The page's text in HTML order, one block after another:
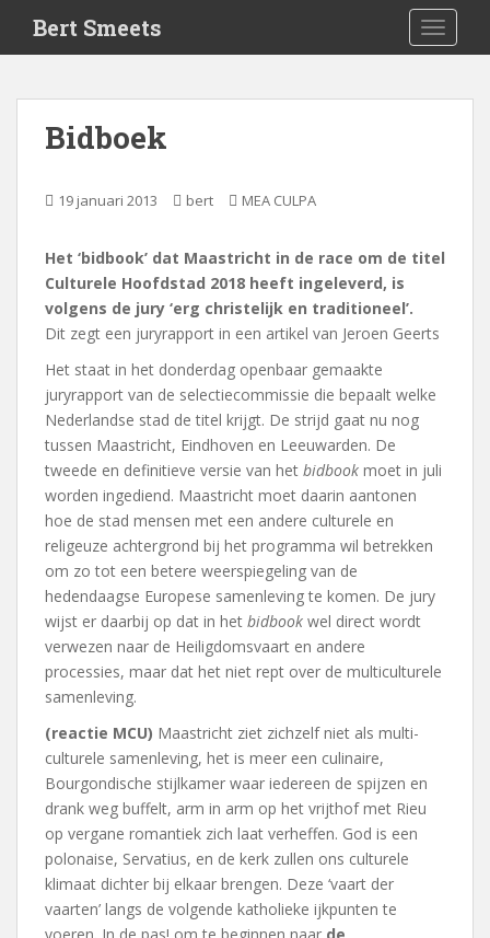
i
Bert Smeets
Bidboek
19 januari 2013 bert MEA CULPA
Het ‘bidbook’ dat Maastricht in de race om de titel
Culturele Hoofdstad 2018 heeft ingeleverd, is
volgens de jury ‘erg christelijk en traditioneel’.
Dit zegt een juryrapport in een artikel van Jeroen Geerts
Het staat in het donderdag openbaar gemaakte
juryrapport van de selectiecommissie die bepaalt welke
Nederlandse stad de titel krijgt. De strijd gaat nu nog
tussen Maastricht, Eindhoven en Leeuwarden. De
tweede en definitieve versie van het bidbook moet in juli
worden ingediend. Maastricht moet daarin aantonen
hoe de stad mensen met een andere culturele en
religeuze achtergrond bij het programma wil betrekken
om zo tot een betere weerspiegeling van de
hedendaagse Europese samenleving te komen. De jury
wijst er daarbij op dat in het bidbook wel direct wordt
verwezen naar de Heiligdomsvaart en andere
processies, maar dat het niet rept over de multiculturele
samenleving.
(reactie MCU) Maastricht ziet zichzelf niet als multi-
culturele samenleving, het is meer een culinaire,
Bourgondische stijlkamer waar iedereen de spijzen en
drank weg buffelt, arm in arm op het vrijthof met Rieu
op vergane romantiek zich laat verheffen. God is een
polonaise, Servatius, en de kerk zullen ons culturele
klimaat dichter bij elkaar brengen. Deze ‘vaart der
vaarten’ langs de volgende katholieke ijkpunten te